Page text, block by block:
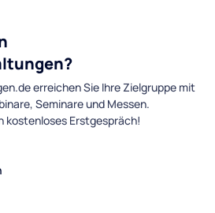
erreichen Sie Ihre Zielgruppe mit
Seminare und Messen.
kostenloses Erstgespräch!